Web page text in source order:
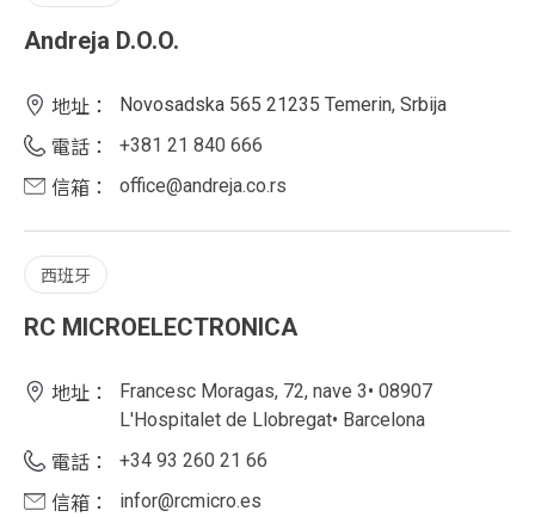
Andreja D.O.O.
地址：
Novosadska 565 21235 Temerin, Srbija
電話：
+381 21 840 666
信箱：
office@andreja.co.rs
西班牙
RC MICROELECTRONICA
地址：
Francesc Moragas, 72, nave 3• 08907
L'Hospitalet de Llobregat• Barcelona
電話：
+34 93 260 21 66
信箱：
infor@rcmicro.es